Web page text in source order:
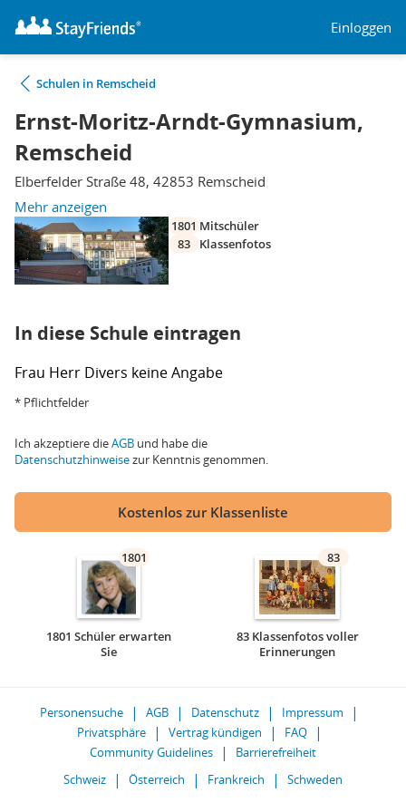
Einloggen
Schulen in Remscheid
Ernst-Moritz-Arndt-Gymnasium,
Remscheid
Elberfelder Straße 48, 42853 Remscheid
Mehr anzeigen
1801 Mitschüler
83
Klassenfotos
In diese Schule eintragen
Frau Herr Divers keine Angabe
* Pflichtfelder
Ich akzeptiere dieAGB und habe die
Datenschutzhinweisezur Kenntnis genommen.
Kostenlos zur Klassenliste
1801
1801 Schüler erwarten
Sie
83
83 Klassenfotos voller
Erinnerungen
Personensuche AGB Datenschutz
Impressum
Privatsphäre
Vertrag kündigen
FAQ
Community Guidelines
Barrierefreiheit
Schweiz
Österreich Frankreich Schweden